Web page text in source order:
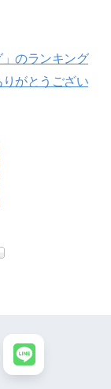
のランキング
がとうござい